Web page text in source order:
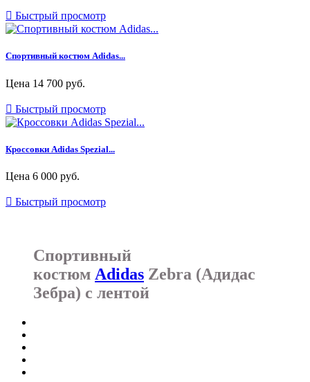
 Быстрый просмотр
Спортивный костюм Adidas...
Цена 14 700 руб.
 Быстрый просмотр
Кроссовки Adidas Spezial...
Цена 6 000 руб.
 Быстрый просмотр
Спортивный
костюм Adidas Zebra (Адидас
Зебра) с лентой